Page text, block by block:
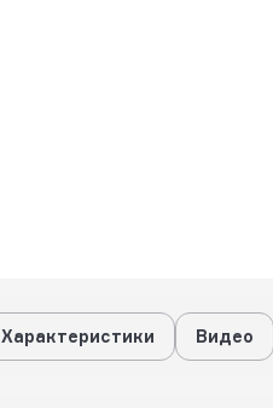
Характеристики Видео